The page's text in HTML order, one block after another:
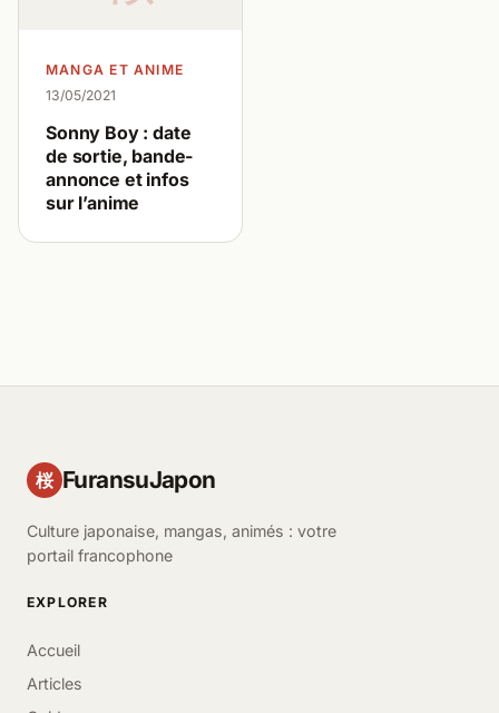
MANGA ET ANIME
13/05/2021
Sonny Boy : date
de sortie, bande-
annonce et infos
sur l’anime
桜 FuransuJapon
Culture japonaise, mangas, animés : votre
portail francophone
EXPLORER
Accueil
Articles